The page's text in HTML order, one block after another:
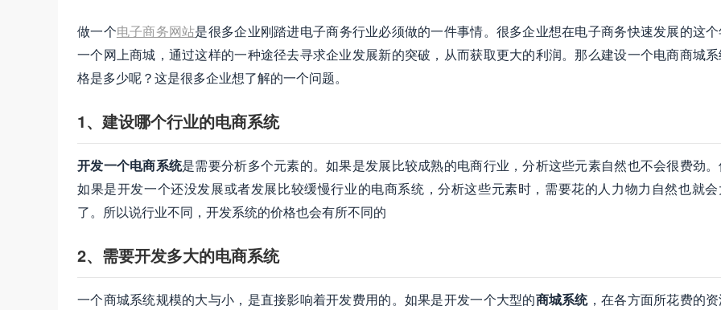
做一个电子商务网站是很多企业刚踏进电子商务行业必须做的一件事情。很多企业想在电子商务快速发展的这
一个网上商城，通过这样的一种途径去寻求企业发展新的突破，从而获取更大的利润。那么建设一个电商商城
格是多少呢？这是很多企业想了解的一个问题。
1、建设哪个行业的电商系统
开发一个电商系统是需要分析多个元素的。如果是发展比较成熟的电商行业，分析这些元素自然也不会很费劲
如果是开发一个还没发展或者发展比较缓慢行业的电商系统，分析这些元素时，需要花的人力物力自然也就
了。所以说行业不同，开发系统的价格也会有所不同的
2、需要开发多大的电商系统
一个商城系统规模的大与小，是直接影响着开发费用的。如果是开发一个大型的商城系统，在各方面所花费的